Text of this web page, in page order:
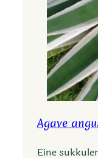
Agave
Eine